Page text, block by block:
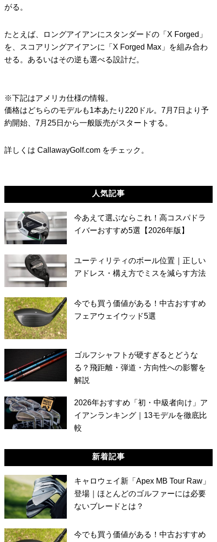
がる。
たとえば、ロングアイアンにスタンダードの「X Forged」
を、スコアリングアイアンに「X Forged Max」を組み合わ
せる。あるいはその逆も選べる設計だ。
※下記はアメリカ仕様の情報。
価格はどちらのモデルも1本あたり220ドル。7月7日より予
約開始、7月25日から一般販売がスタートする。
詳しくは CallawayGolf.com をチェック。
人気記事
今あえて選ぶならこれ！高コスパドラ
イバーおすすめ5選【2026年版】
ユーティリティのボール位置｜正しい
アドレス・構え方でミスを減らす方法
今でも買う価値がある！中古おすすめ
フェアウェイウッド5選
ゴルフシャフトが硬すぎるとどうな
る？飛距離・弾道・方向性への影響を
解説
2026年おすすめ「初・中級者向け」ア
イアンランキング｜13モデルを徹底比
較
新着記事
キャロウェイ新「Apex MB Tour Raw」
登場｜ほとんどのゴルファーには必要
ないブレードとは？
今でも買う価値がある！中古おすすめ